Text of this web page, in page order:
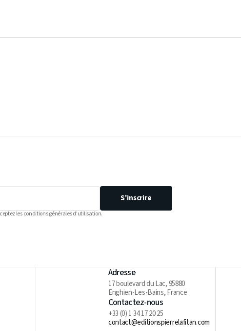
S'inscrire
les conditions générales d'utilisation.
Adresse
17 boulevard du Lac, 95880
Enghien-Les-Bains, France
Contactez-nous
+33 (0) 1 34 17 20 25
contact@editionspierrelafitan.com